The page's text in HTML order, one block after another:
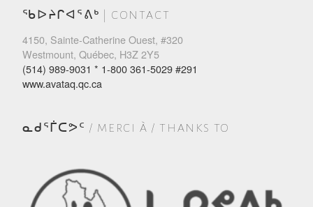
ᖃᐅᔨᒋᐊᕐᕕᒃ | CONTACT
4150, Sainte-Catherine Ouest, #320
Westmount, Québec, H3Z 2Y5
(514) 989-9031 * 1-800 361-5029 #291
www.avataq.qc.ca
ᓇᑯᕐᒦᑕᕗᑦ / MERCI À / THANKS TO